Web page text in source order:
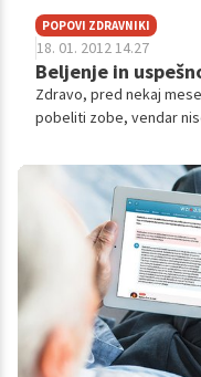
POPOVI ZDRAVNIKI
18. 01. 2012 14.27
Beljenje in
Zdravo, pred nekaj
pobeliti zobe, vendar
da sem dala sk...